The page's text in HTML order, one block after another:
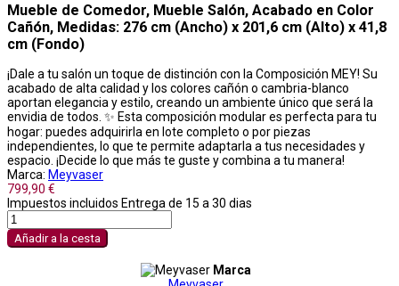
Mueble de Comedor, Mueble Salón, Acabado en Color
Cañón, Medidas: 276 cm (Ancho) x 201,6 cm (Alto) x 41,8
cm (Fondo)
¡Dale a tu salón un toque de distinción con la Composición MEY! Su
acabado de alta calidad y los colores cañón o cambria-blanco
aportan elegancia y estilo, creando un ambiente único que será la
envidia de todos. ✨ Esta composición modular es perfecta para tu
hogar: puedes adquirirla en lote completo o por piezas
independientes, lo que te permite adaptarla a tus necesidades y
espacio. ¡Decide lo que más te guste y combina a tu manera! ️
Marca: Meyvaser
799,90 €
Impuestos incluidos Entrega de 15 a 30 dias
Añadir a la cesta
Marca